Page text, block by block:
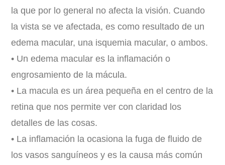
la que por lo general no afecta la visión. Cuando
la vista se ve afectada, es como resultado de un
edema macular, una isquemia macular, o ambos.
• Un edema macular es la inflamación o
engrosamiento de la mácula.
• La macula es un área pequeña en el centro de la
retina que nos permite ver con claridad los
detalles de las cosas.
• La inflamación la ocasiona la fuga de fluido de
los vasos sanguíneos y es la causa más común